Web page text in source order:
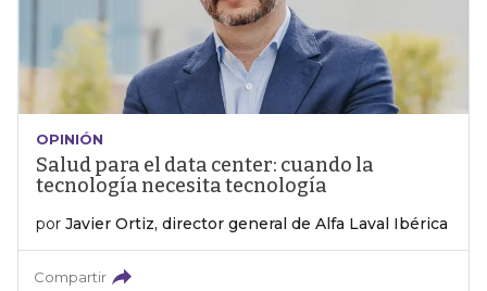
OPINIÓN
Salud para el data center: cuando la
tecnología necesita tecnología
por Javier Ortiz, director general de Alfa Laval Ibérica
Compartir